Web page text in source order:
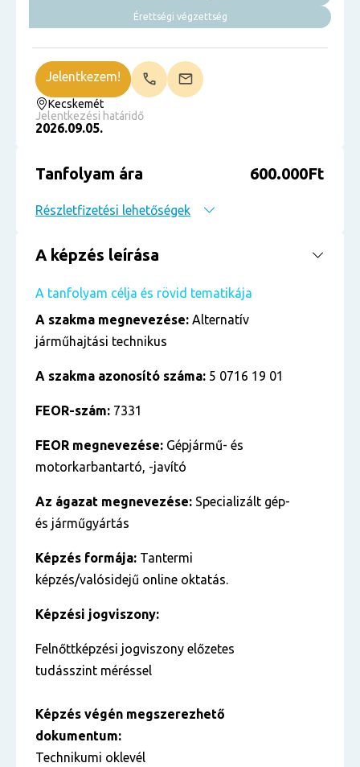
Érettségi végzettség
Kecskemét
Jelentkezési határidő
2026.09.05.
Jelentkezem!
Tanfolyam ára 600.000Ft
Részletfizetési lehetőségek
A képzés leírása
A tanfolyam célja és rövid tematikája
A szakma megnevezése: Alternatív
járműhajtási technikus
A szakma azonosító száma: 5 0716 19 01
FEOR-szám: 7331
FEOR megnevezése: Gépjármű- és
motorkarbantartó, -javító
Az ágazat megnevezése: Specializált gép-
és járműgyártás
Képzés formája: Tantermi
képzés/valósidejű online oktatás.
Képzési jogviszony:
Felnőttképzési jogviszony előzetes
tudásszint méréssel
Képzés végén megszerezhető
dokumentum:
Technikumi oklevél